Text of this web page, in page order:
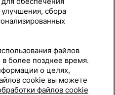
улучшения, сбора
файлов
более позднее время.
о целях,
cookie вы можете
файлов cookie